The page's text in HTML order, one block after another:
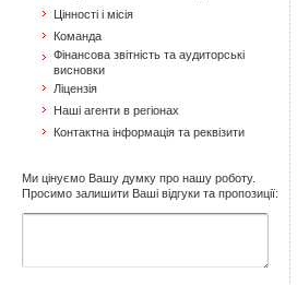
Цінності і місія
Команда
Фінансова звітність та аудиторські
висновки
Ліцензія
Наші агенти в регіонах
Контактна інформація та реквізити
Ми цінуємо Вашу думку про нашу роботу.
Просимо залишити Ваші відгуки та пропозиції: